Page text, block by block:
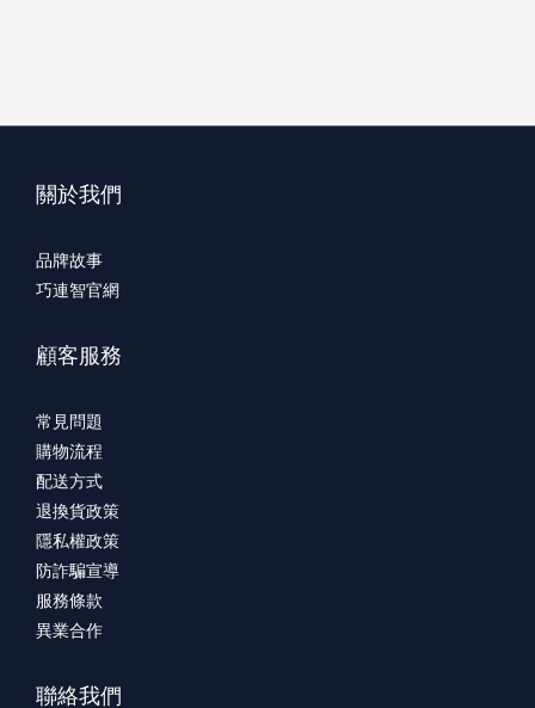
關於我們
品牌故事
巧連智官網
顧客服務
常見問題
購物流程
配送方式
退換貨政策
隱私權政策
防詐騙宣導
服務條款
異業合作
聯絡我們